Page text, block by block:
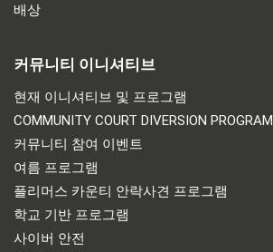
배상
커뮤니티 이니셔티브
현재 이니셔티브 및 프로그램
COMMUNITY COURT DIVERSION PROGRAM
커뮤니티 참여 이벤트
여름 프로그램
플리머스 카운티 안락사견 프로그램
학교 기반 프로그램
사이버 안전